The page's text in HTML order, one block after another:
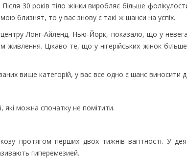
30 років тіло жінки виробляє більше
близнят, то у вас знову є такі ж шанси на успіх.
Лонг-Айленд, Нью-Йорк, показало, що у
живлення. Цікаво те, що у нігерійських жінок
вище категорій, у вас все одно є шанс виносити
які можна спочатку не помітити.
протягом перших двох тижнів вагітності. У
гиперемезией.